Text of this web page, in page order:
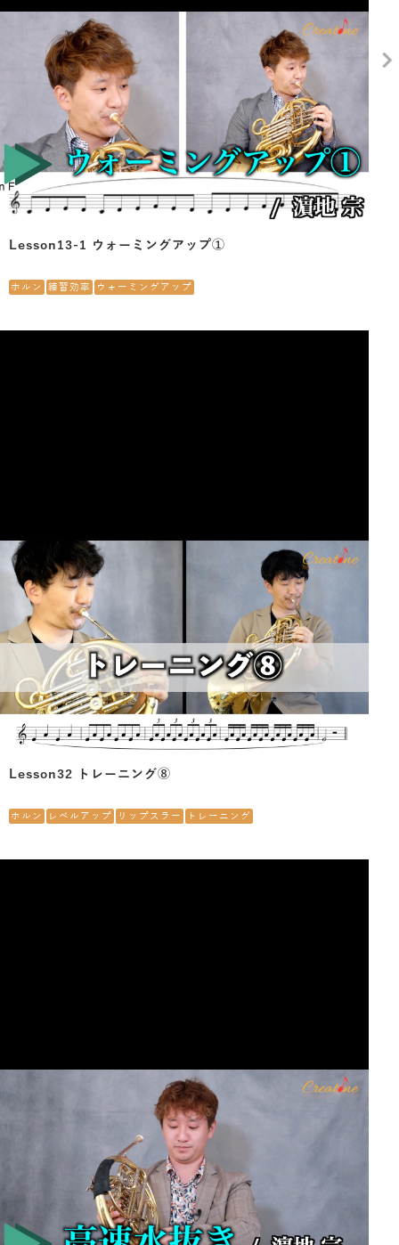
Lesson13-1 ウォーミングアップ①
ホルン 練習効率 ウォーミングアップ
Lesson32 トレーニング⑧
ホルン レベルアップ リップスラー トレーニング